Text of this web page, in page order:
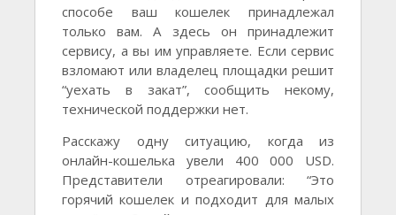
способе ваш кошелек принадлежал
только вам. А здесь он принадлежит
сервису, а вы им управляете. Если сервис
взломают или владелец площадки решит
“уехать в закат”, сообщить некому,
технической поддержки нет.
Расскажу одну ситуацию, когда из
онлайн-кошелька увели 400 000 USD.
Представители отреагировали: “Это
горячий кошелек и подходит для малых